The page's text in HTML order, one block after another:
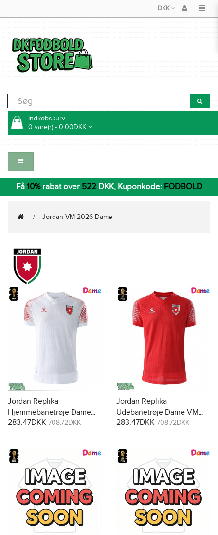
DKK
Indkøbskurv
0 vare(r) - 0.00DKK
Få 10%rabat over 522DKK, Kuponkode: FODBOLD
Jordan VM 2026 Dame
Jordan Replika
Hjemmebanetrøje Dame
VM 2026 Kortærmet
283.47DKK 708.72DKK
Jordan Replika
Udebanetrøje Dame VM
2026 Kortærmet
283.47DKK 708.72DKK